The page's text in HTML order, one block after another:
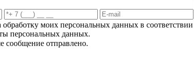
обработку моих персональных данных в
персональных данных.
сообщение отправлено.